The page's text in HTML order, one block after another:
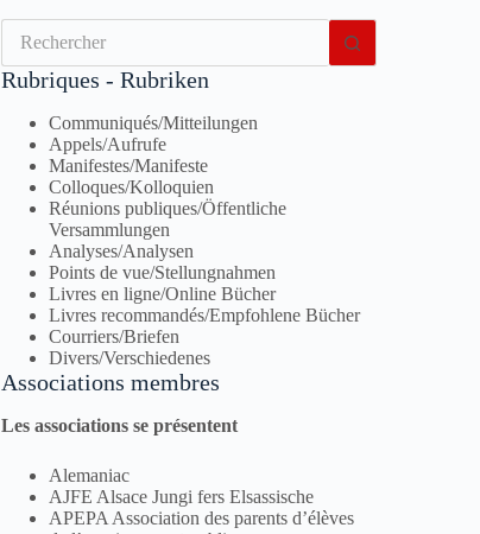
Aucun
résultat
Rubriques - Rubriken
Communiqués/Mitteilungen
Appels/Aufrufe
Manifestes/Manifeste
Colloques/Kolloquien
Réunions publiques/Öffentliche
Versammlungen
Analyses/Analysen
Points de vue/Stellungnahmen
Livres en ligne/Online Bücher
Livres recommandés/Empfohlene Bücher
Courriers/Briefen
Divers/Verschiedenes
Associations membres
Les associations se présentent
Alemaniac
AJFE Alsace Jungi fers Elsassische
APEPA Association des parents d’élèves